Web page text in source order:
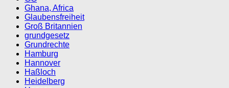
Ghana, Africa
Glaubensfreiheit
Groß Britannien
grundgesetz
Grundrechte
Hamburg
Hannover
Haßloch
Heidelberg